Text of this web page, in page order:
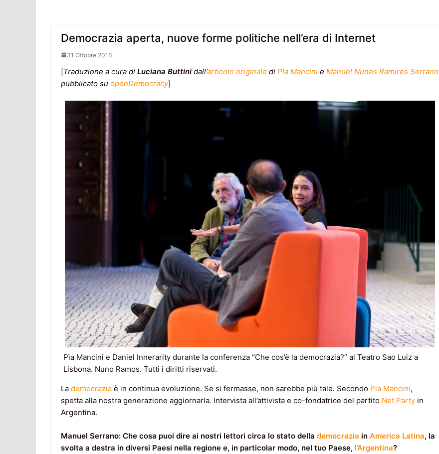
Democrazia aperta, nuove forme politiche nell’era di Internet
31 Ottobre 2016
[Traduzione a cura di Luciana Buttini dall’articolo originale di Pìa Mancini e Manuel Nunes Ramires Serrano
pubblicato su openDemocracy]
Pìa Mancini e Daniel Innerarity durante la conferenza “Che cos’è la democrazia?” al Teatro Sao Luiz a
Lisbona. Nuno Ramos. Tutti i diritti riservati.
La democrazia è in continua evoluzione. Se si fermasse, non sarebbe più tale. Secondo Pia Mancini,
spetta alla nostra generazione aggiornarla. Intervista all’attivista e co-fondatrice del partito Net Party in
Argentina.
Manuel Serrano: Che cosa puoi dire ai nostri lettori circa lo stato della democrazia in America Latina, la
svolta a destra in diversi Paesi nella regione e, in particolar modo, nel tuo Paese, l’Argentina?